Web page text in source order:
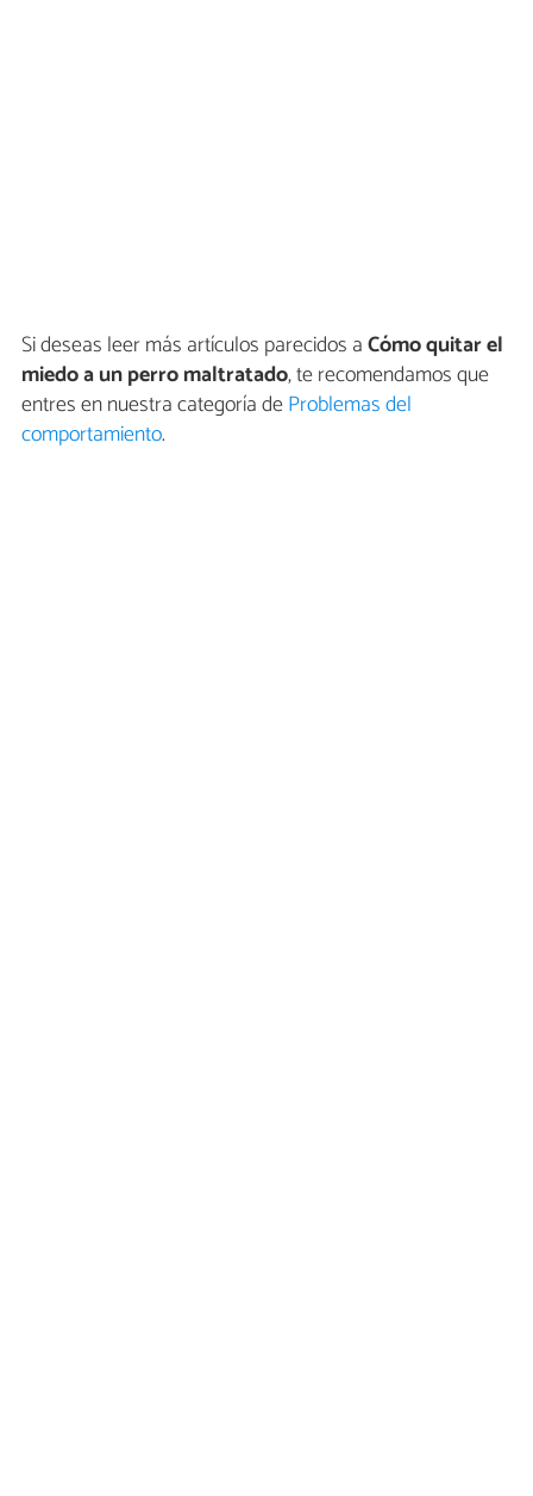
Si deseas leer más artículos parecidos aCómo quitar el
miedo a un perro maltratado, te recomendamos que
entres en nuestra categoría deProblemas del
comportamiento.